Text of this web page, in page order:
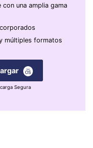
una amplia gama
múltiples formatos
Segura